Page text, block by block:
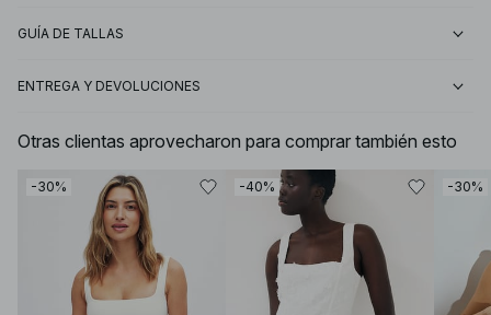
GUÍA DE TALLAS
ENTREGA Y DEVOLUCIONES
Otras clientas aprovecharon para comprar también esto
-30% -40% -30%